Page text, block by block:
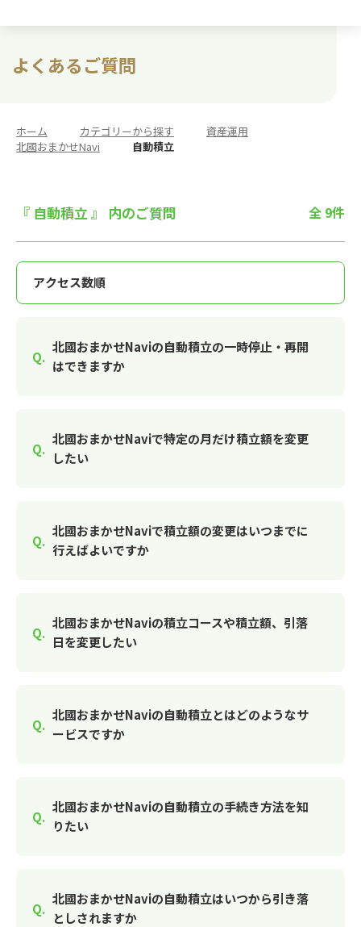
よくあるご質問
ホーム カテゴリーから探す 資産運用
北國おまかせNavi
自動積立
『 自動積立 』 内のご質問 全 9件
北國おまかせNaviの自動積立の一時停止・再開
はできますか
北國おまかせNaviで特定の月だけ積立額を変更
したい
北國おまかせNaviで積立額の変更はいつまでに
行えばよいですか
北國おまかせNaviの積立コースや積立額、引落
日を変更したい
北國おまかせNaviの自動積立とはどのようなサ
ービスですか
北國おまかせNaviの自動積立の手続き方法を知
りたい
北國おまかせNaviの自動積立はいつから引き落
としされますか